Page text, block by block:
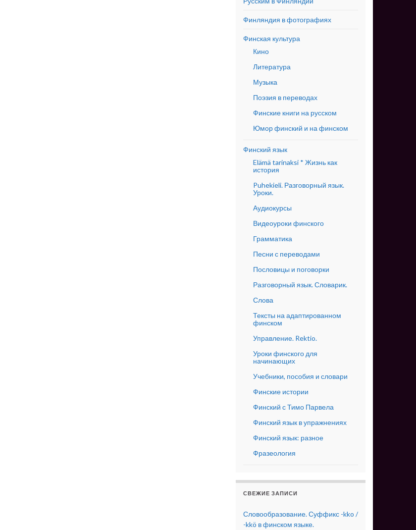
Финляндия в фотографиях
Финская культура
Кино
Литература
Музыка
Поэзия в переводах
Финские книги на русском
Юмор финский и на финском
Финский язык
Elämä tarinaksi * Жизнь как
история
Puhekieli. Разговорный язык.
Уроки.
Аудиокурсы
Видеоуроки финского
Грамматика
Песни с переводами
Пословицы и поговорки
Разговорный язык. Словарик.
Слова
Тексты на адаптированном
финском
Управление. Rektio.
Уроки финского для
начинающих
Учебники, пособия и словари
Финские истории
Финский с Тимо Парвела
Финский язык в упражнениях
Финский язык: разное
Фразеология
СВЕЖИЕ ЗАПИСИ
Словообразование. Суффикс -kko /
-kkö в финском языке.